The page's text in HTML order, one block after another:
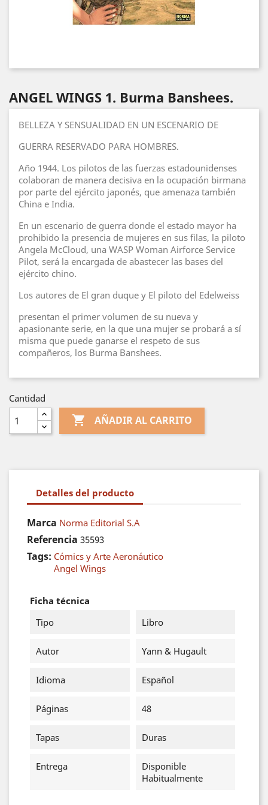
ANGEL WINGS 1. Burma Banshees.
BELLEZA Y SENSUALIDAD EN UN ESCENARIO DE
GUERRA RESERVADO PARA HOMBRES.
Año 1944. Los pilotos de las fuerzas estadounidenses
colaboran de manera decisiva en la ocupación birmana
por parte del ejército japonés, que amenaza también
China e India.
En un escenario de guerra donde el estado mayor ha
prohibido la presencia de mujeres en sus filas, la piloto
Angela McCloud, una WASP Woman Airforce Service
Pilot, será la encargada de abastecer las bases del
ejército chino.
Los autores de El gran duque y El piloto del Edelweiss
presentan el primer volumen de su nueva y
apasionante serie, en la que una mujer se probará a sí
misma que puede ganarse el respeto de sus
compañeros, los Burma Banshees.
Cantidad
 AÑADIR AL CARRITO
Detalles del producto
Marca Norma Editorial S.A
Referencia 35593
Tags: Cómics y Arte Aeronáutico
Angel Wings
Ficha técnica
Tipo
Libro
Autor Yann & Hugault
Idioma Español
Páginas 48
Tapas Duras
Entrega
Disponible
Habitualmente